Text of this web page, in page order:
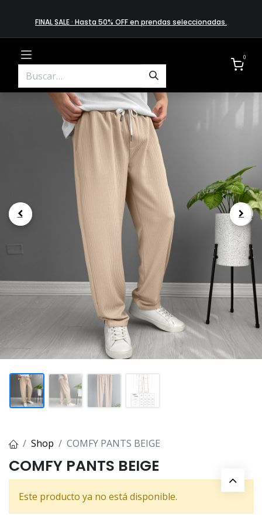
FINAL SALE · Hasta 50% OFF en prendas​ selecciona​das.
0
.
Shop COMFY PANTS BEIGE
COMFY PANTS BEIGE
Este producto ya no está disponible.